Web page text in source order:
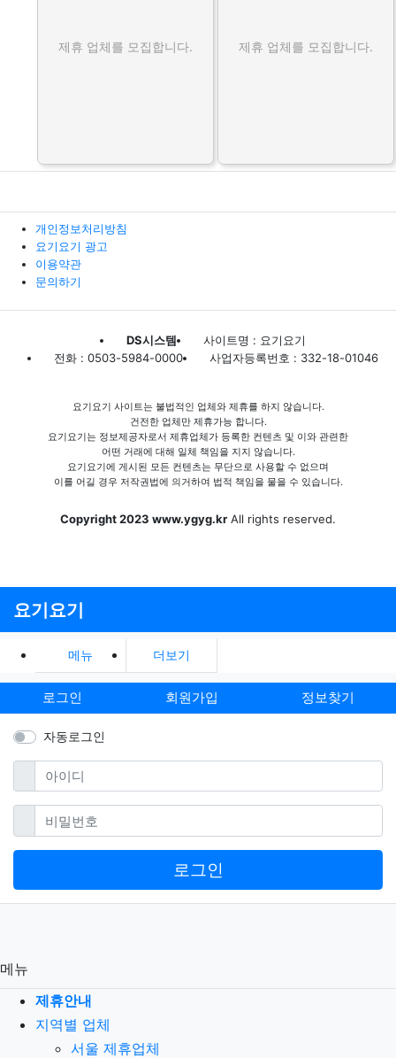
제휴 업체를 모집합니다. 제휴 업체를 모집합니다.
개인정보처리방침
요기요기 광고
이용약관
문의하기
DS시스템
사이트명 : 요기요기
전화 : 0503-5984-0000
사업자등록번호 : 332-18-01046
요기요기 사이트는 불법적인 업체와 제휴를 하지 않습니다.
건전한 업체만 제휴가능 합니다.
요기요기는 정보제공자로서 제휴업체가 등록한 컨텐츠 및 이와 관련한
어떤 거래에 대해 일체 책임을 지지 않습니다.
요기요기에 게시된 모든 컨텐츠는 무단으로 사용할 수 없으며
이를 어길 경우 저작권법에 의거하여 법적 책임을 물을 수 있습니다.
Copyright 2023 www.ygyg.kr All rights reserved.
요기요기
메뉴 더보기
로그인 회원가입 정보찾기
자동로그인
아이디필수
비밀번호필수
로그인
메뉴
제휴안내
지역별 업체
서울 제휴업체